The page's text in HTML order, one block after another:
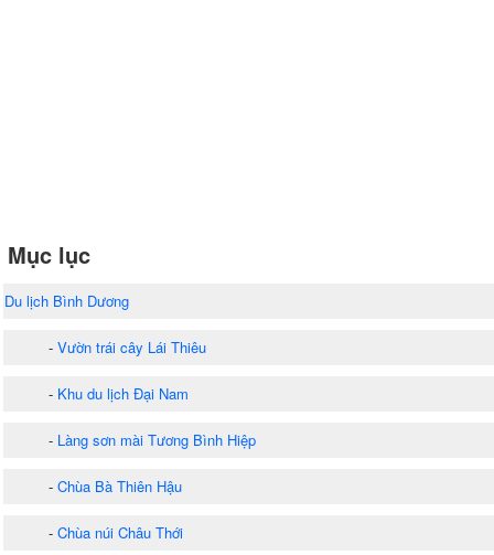
Mục lục
Du lịch Bình Dương
- Vườn trái cây Lái Thiêu
- Khu du lịch Đại Nam
- Làng sơn mài Tương Bình Hiệp
- Chùa Bà Thiên Hậu
- Chùa núi Châu Thới